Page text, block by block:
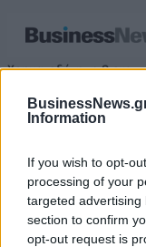
Information
If you wish to opt-
processing of your
targeted
section to confirm
opt-out request is
Χρηματοδότηση 8
Ξεκίνησε το πενταετές
πρόγραμμα ενίσχυσης
Η Chery επενδύει 75